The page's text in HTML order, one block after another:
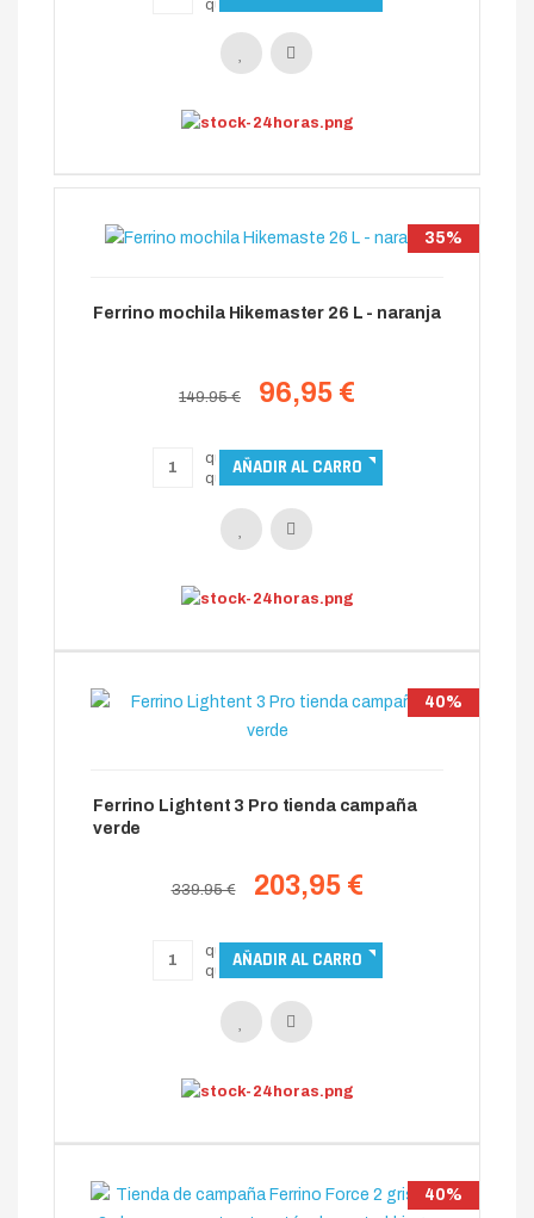
35%
Ferrino mochila Hikemaster 26 L - naranja
149.95 € 96,95 €
40%
Ferrino Lightent 3 Pro tienda campaña
verde
339.95 € 203,95 €
40%